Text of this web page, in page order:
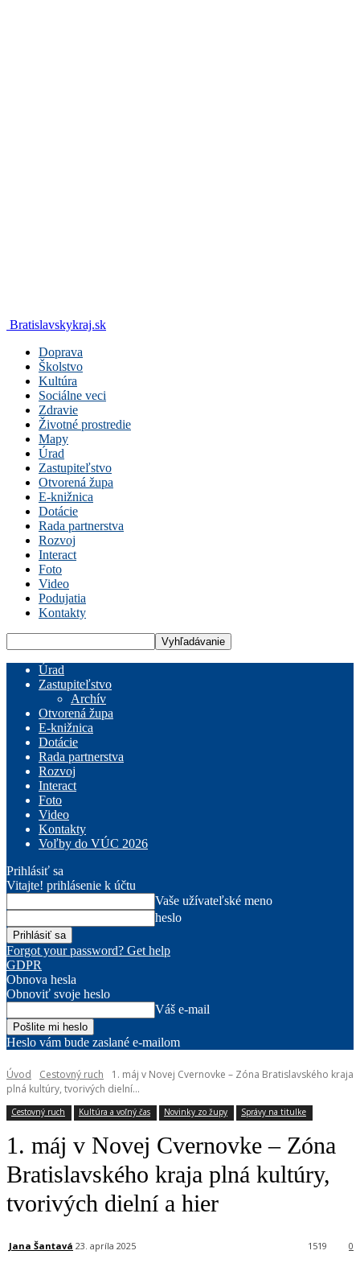
Bratislavskykraj.sk
Doprava
Školstvo
Kultúra
Sociálne veci
Zdravie
Životné prostredie
Mapy
Úrad
Zastupiteľstvo
Otvorená župa
E-knižnica
Dotácie
Rada partnerstva
Rozvoj
Interact
Foto
Video
Podujatia
Kontakty
Úrad
Zastupiteľstvo
Archív
Otvorená župa
E-knižnica
Dotácie
Rada partnerstva
Rozvoj
Interact
Foto
Video
Kontakty
Voľby do VÚC 2026
Prihlásiť sa
Vitajte! prihlásenie k účtu
Vaše užívateľské meno
heslo
Forgot your password? Get help
GDPR
Obnova hesla
Obnoviť svoje heslo
Váš e-mail
Heslo vám bude zaslané e-mailom
Úvod Cestovný ruch
1. máj v Novej Cvernovke – Zóna Bratislavského kraja
plná kultúry, tvorivých dielní...
Cestovný ruch Kultúra a voľný čas Novinky zo župy Správy na titulke
1. máj v Novej Cvernovke – Zóna
Bratislavského kraja plná kultúry,
tvorivých dielní a hier
Jana Šantavá 23. apríla 2025 0
1519